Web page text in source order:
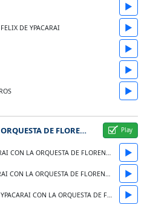
▶
DE YPACARAI ▶
▶
▶
▶
FELIX DE YPACARAI CON LA ORQUESTA DE FLORENTIN GIMENEZ
LA ORQUESTA DE FLORENTIN GIMENEZ ▶
LA ORQUESTA DE FLORENTIN GIMENEZ ▶
CON LA ORQUESTA DE FLORENTIN GIMENEZ ▶